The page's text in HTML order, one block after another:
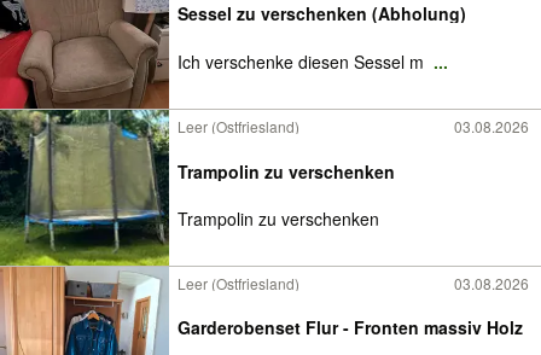
Sessel zu verschenken (Abholung)
Ich verschenke diesen Sessel m ...
Leer (Ostfriesland) 03.08.2026
Trampolin zu verschenken
Trampolin zu verschenken
Leer (Ostfriesland) 03.08.2026
Garderobenset Flur - Fronten massiv Holz